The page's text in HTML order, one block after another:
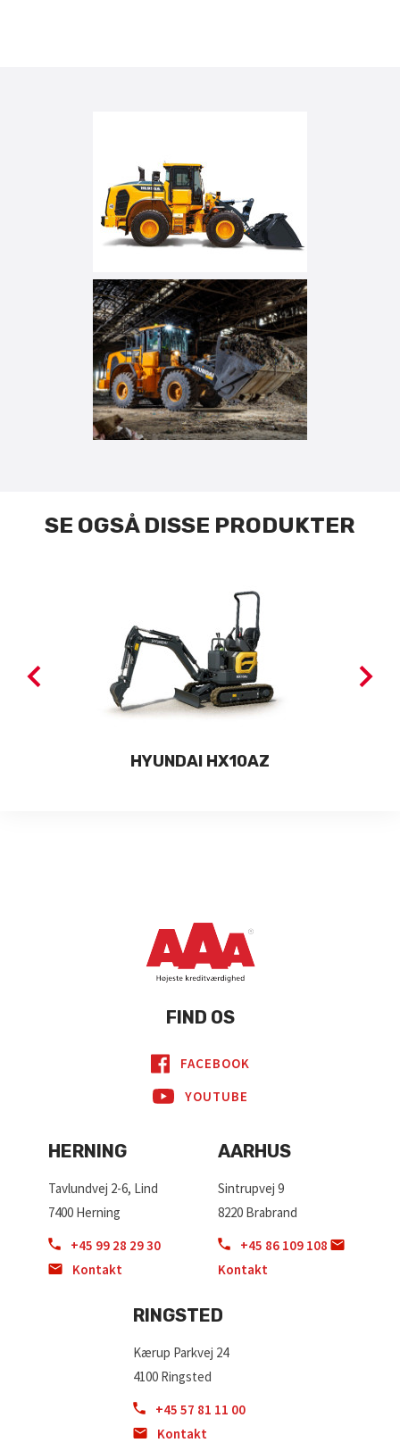
SE OGSÅ DISSE PRODUKTER
HYUNDAI HX10AZ
FIND OS
FACEBOOK
YOUTUBE
HERNING
Tavlundvej 2-6, Lind
7400 Herning
+45 99 28 29 30
Kontakt
AARHUS
Sintrupvej 9
8220 Brabrand
+45 86 109 108
Kontakt
RINGSTED
Kærup Parkvej 24
4100 Ringsted
+45 57 81 11 00
Kontakt